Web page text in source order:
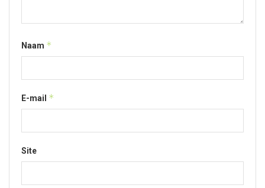
Naam *
E-mail *
Site